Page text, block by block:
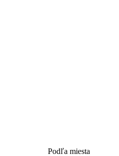
Podľa miesta